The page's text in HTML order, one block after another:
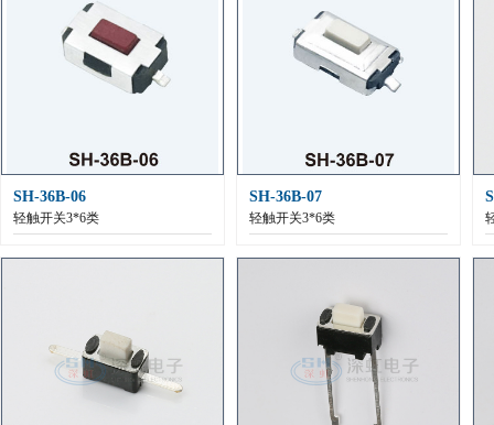
SH-36B-06
轻触开关3*6类
SH-36B-07
轻触开关3*6类